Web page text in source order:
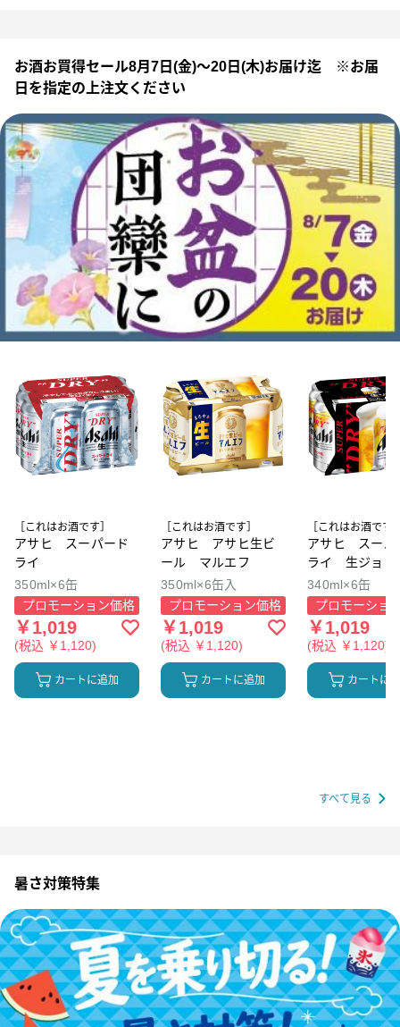
お酒お買得セール8月7日(金)～20日(木)お届け迄 ※お届
日を指定の上注文ください
［これはお酒です］
アサヒ スーパード
ライ
350ml×6缶
プロモーション価格
￥1,019
(税込 ￥1,120)
カートに追加
［これはお酒です］
アサヒ アサヒ生ビ
ール マルエフ
350ml×6缶入
プロモーション価格
￥1,019
(税込 ￥1,120)
カートに追加
［これはお酒です
アサヒ スーパ
ライ 生ジョッ
340ml×6缶
プロモーショ
￥1,019
(税込 ￥1,120)
カートに
すべて見る
暑さ対策特集